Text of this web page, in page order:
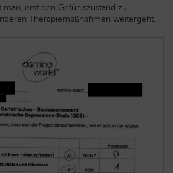
erst den Gefühlszustand zu
Therapiemaßnahmen weitergeht.